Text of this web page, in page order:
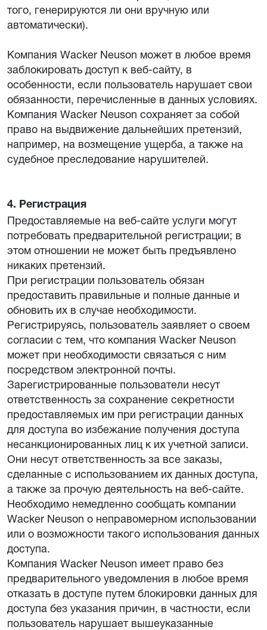
того, генерируются ли они вручную или
автоматически).
Компания Wacker Neuson может в любое время
заблокировать доступ к веб-сайту, в
особенности, если пользователь нарушает свои
обязанности, перечисленные в данных условиях.
Компания Wacker Neuson сохраняет за собой
право на выдвижение дальнейших претензий,
например, на возмещение ущерба, а также на
судебное преследование нарушителей.
4. Регистрация
Предоставляемые на веб-сайте услуги могут
потребовать предварительной регистрации; в
этом отношении не может быть предъявлено
никаких претензий.
При регистрации пользователь обязан
предоставить правильные и полные данные и
обновить их в случае необходимости.
Регистрируясь, пользователь заявляет о своем
согласии с тем, что компания Wacker Neuson
может при необходимости связаться с ним
посредством электронной почты.
Зарегистрированные пользователи несут
ответственность за сохранение секретности
предоставляемых им при регистрации данных
для доступа во избежание получения доступа
несанкционированных лиц к их учетной записи.
Они несут ответственность за все заказы,
сделанные с использованием их данных доступа,
а также за прочую деятельность на веб-сайте.
Необходимо немедленно сообщать компании
Wacker Neuson о неправомерном использовании
или о возможности такого использования данных
доступа.
Компания Wacker Neuson имеет право без
предварительного уведомления в любое время
отказать в доступе путем блокировки данных для
доступа без указания причин, в частности, если
пользователь нарушает вышеуказанные